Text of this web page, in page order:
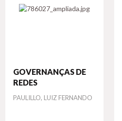
GOVERNANÇAS DE
REDES
Autor
PAULILLO, LUIZ FERNANDO